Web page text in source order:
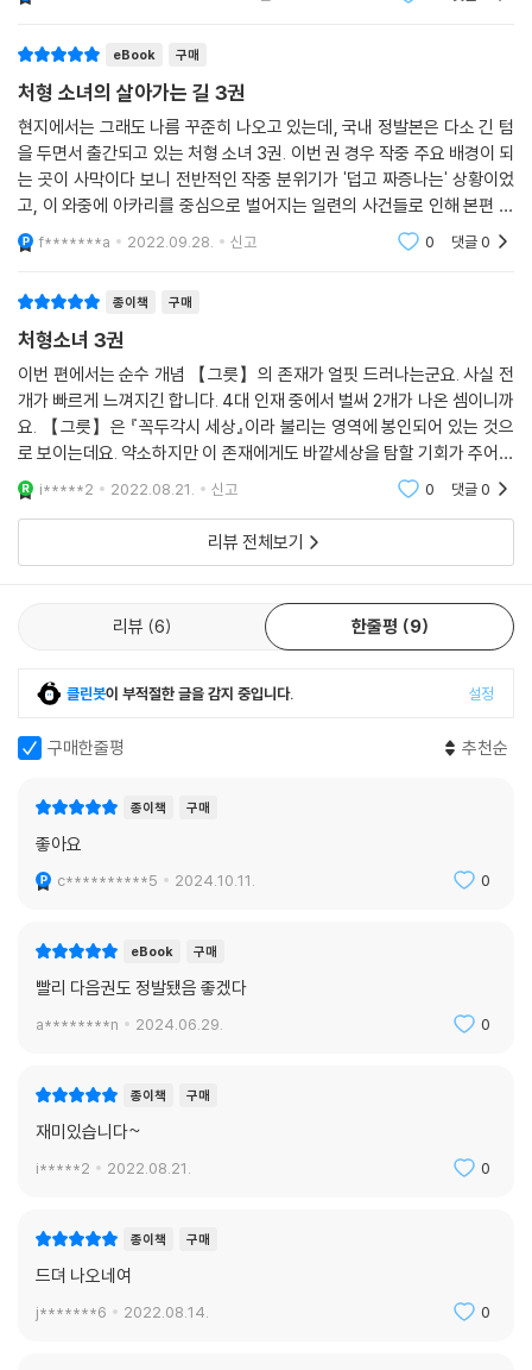
eBook 구매
처형 소녀의 살아가는 길 3권
현지에서는 그래도 나름 꾸준히 나오고 있는데, 국내 정발본은 다소 긴 텀
을 두면서 출간되고 있는 처형 소녀 3권. 이번 권 경우 작중 주요 배경이 되
는 곳이 사막이다 보니 전반적인 작중 분위기가 '덥고 짜증나는' 상황이었
고, 이 와중에 아카리를 중심으로 벌어지는 일련의 사건들로 인해 본편 마
지막 장면까지 한번에 읽을 수 있었다. (특히 4장과 5장에 나오는 전투 장
면이 이번 권
f*******a 2022.09.28. 신고 0 댓글0
종이책 구매
처형소녀 3권
이번 편에서는 순수 개념 【그릇】의 존재가 얼핏 드러나는군요. 사실 전
개가 빠르게 느껴지긴 합니다. 4대 인재 중에서 벌써 2개가 나온 셈이니까
요. 【그릇】은 『꼭두각시 세상』이라 불리는 영역에 봉인되어 있는 것으
로 보이는데요. 약소하지만 이 존재에게도 바깥세상을 탐할 기회가 주어집
니다. 그 원인은 단연 아카리. 「회귀」의 남용으로 굴레가 모두 틀어지기 시
작한 탓이죠
i*****2 2022.08.21. 신고 0 댓글0
리뷰 전체보기
리뷰 6 한줄평 9
클린봇이 부적절한 글을 감지 중입니다. 설정
구매한줄평 추천순
종이책 구매
좋아요
c**********5 2024.10.11. 0
eBook 구매
빨리 다음권도 정발됐음 좋겠다
a********n 2024.06.29. 0
종이책 구매
재미있습니다~
i*****2 2022.08.21. 0
종이책 구매
드뎌 나오네여
j*******6 2022.08.14. 0